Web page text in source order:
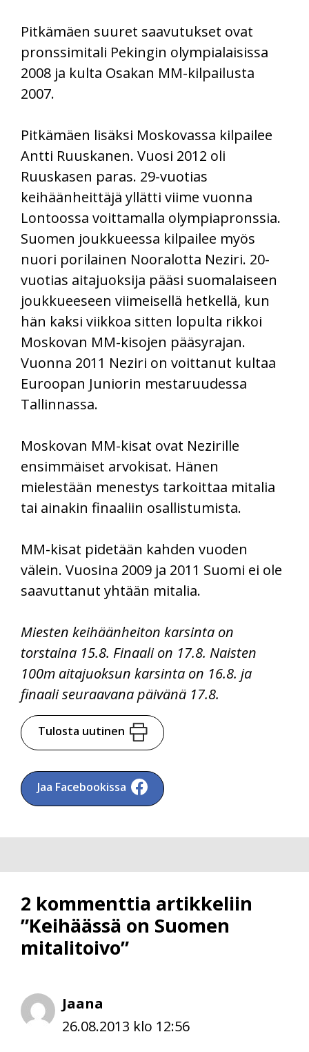
Pitkämäen suuret saavutukset ovat
pronssimitali Pekingin olympialaisissa
2008 ja kulta Osakan MM-kilpailusta
2007.
Pitkämäen lisäksi Moskovassa kilpailee
Antti Ruuskanen. Vuosi 2012 oli
Ruuskasen paras. 29-vuotias
keihäänheittäjä yllätti viime vuonna
Lontoossa voittamalla olympiapronssia.
Suomen joukkueessa kilpailee myös
nuori porilainen Nooralotta Neziri. 20-
vuotias aitajuoksija pääsi suomalaiseen
joukkueeseen viimeisellä hetkellä, kun
hän kaksi viikkoa sitten lopulta rikkoi
Moskovan MM-kisojen pääsyrajan.
Vuonna 2011 Neziri on voittanut kultaa
Euroopan Juniorin mestaruudessa
Tallinnassa.
Moskovan MM-kisat ovat Nezirille
ensimmäiset arvokisat. Hänen
mielestään menestys tarkoittaa mitalia
tai ainakin finaaliin osallistumista.
MM-kisat pidetään kahden vuoden
välein. Vuosina 2009 ja 2011 Suomi ei ole
saavuttanut yhtään mitalia.
Miesten keihäänheiton karsinta on
torstaina 15.8. Finaali on 17.8. Naisten
100m aitajuoksun karsinta on 16.8. ja
finaali seuraavana päivänä 17.8.
Tulosta uutinen
Jaa Facebookissa
2 kommenttia artikkeliin
”Keihäässä on Suomen
mitalitoivo”
Jaana
26.08.2013 klo 12:56